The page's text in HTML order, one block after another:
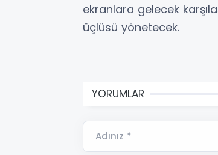
ekranlara gelecek
üçlüsü yönetecek.
YORUMLAR
Adınız *